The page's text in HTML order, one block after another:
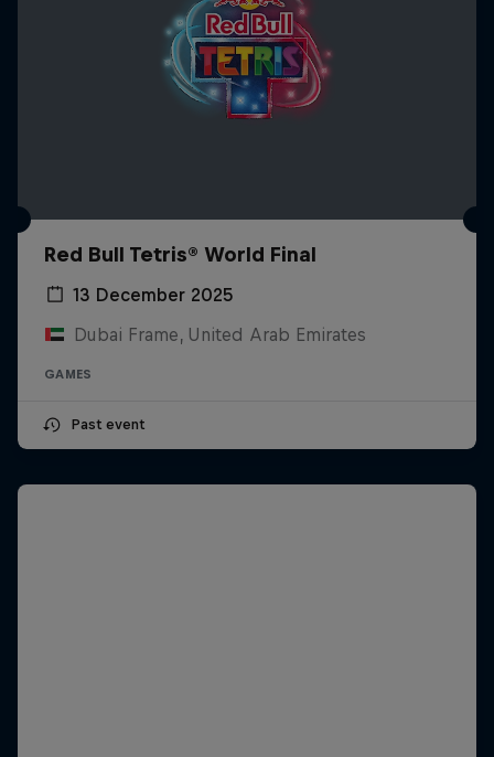
Red Bull Tetris® World Final
13 December 2025
Dubai Frame, United Arab Emirates
GAMES
Past event